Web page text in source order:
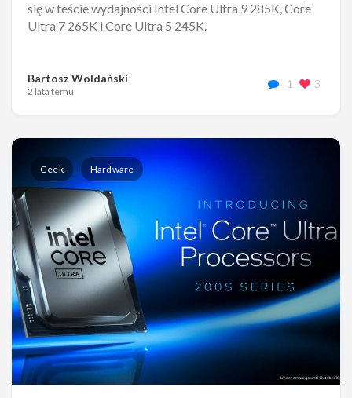
się w teście wydajności Intel Core Ultra 9 285K, Core
Ultra 7 265K i Core Ultra 5 245K.
Bartosz Woldański
2 lata temu
1 3
Geek Hardware